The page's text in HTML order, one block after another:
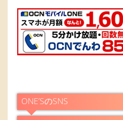
ONE’SのSNS